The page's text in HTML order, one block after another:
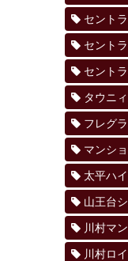
セント
セント
セント
タウニ
フレグ
マンシ
太平ハ
山王台
川村マ
川村ロ